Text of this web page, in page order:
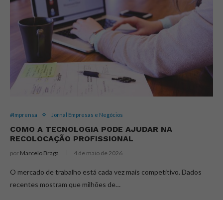
#Imprensa Jornal Empresas e Negócios
COMO A TECNOLOGIA PODE AJUDAR NA
RECOLOCAÇÃO PROFISSIONAL
por Marcelo Braga 4 de maio de 2026
O mercado de trabalho está cada vez mais competitivo. Dados
recentes mostram que milhões de…